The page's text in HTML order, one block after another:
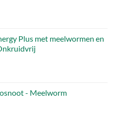
Plus met meelwormen en
- Meelworm